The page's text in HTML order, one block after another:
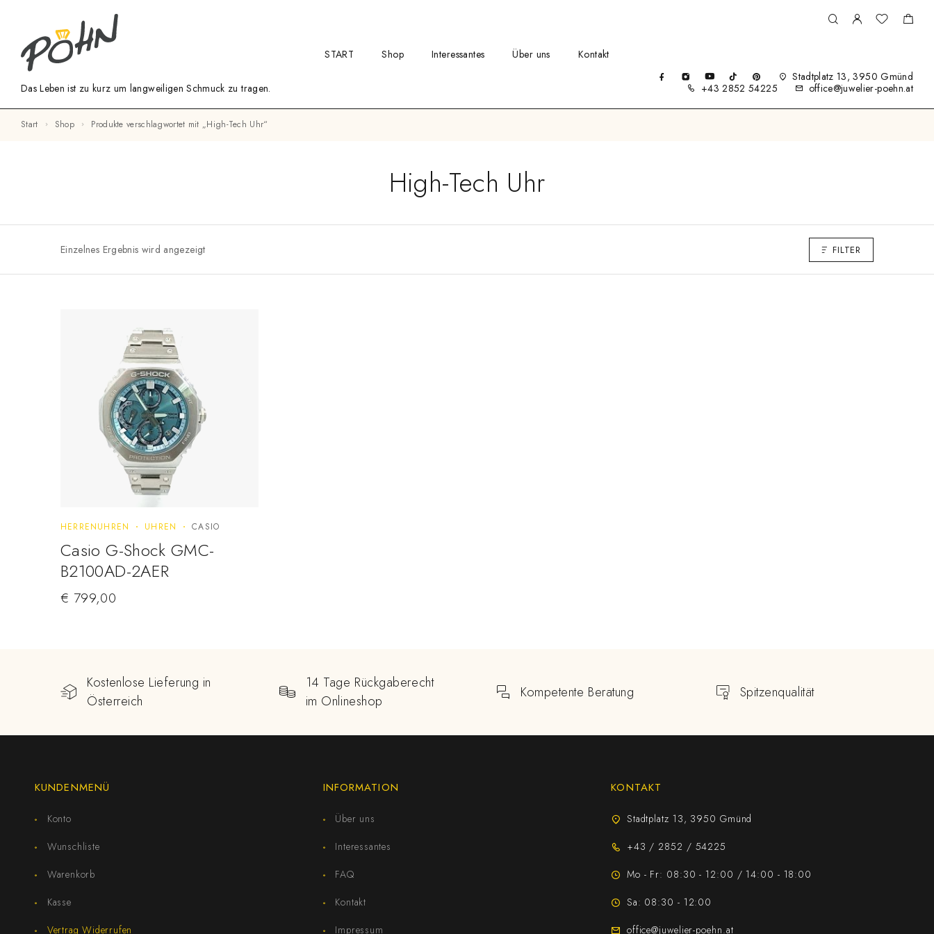
Das Leben ist zu kurz um langweiligen Schmuck zu tragen.
START Shop Interessantes Über uns
Kontakt
Stadtplatz 13, 3950 Gmünd
+43 2852 54225
office@juwelier-poehn.at
Start Shop Produkte verschlagwortet mit „High-Tech Uhr“
High-Tech Uhr
Einzelnes Ergebnis wird angezeigt FILTER
HERRENUHREN UHREN CASIO
Casio G-Shock GMC-
B2100AD-2AER
€ 799,00
Kostenlose Lieferung in
Österreich
14 Tage Rückgaberecht
im Onlineshop
Kompetente Beratung Spitzenqualität
KUNDENMENÜ
Konto
Wunschliste
Warenkorb
Kasse
Vertrag Widerrufen
INFORMATION
Über uns
Interessantes
FAQ
Kontakt
Impressum
KONTAKT
Stadtplatz 13, 3950 Gmünd
+43 / 2852 / 54225
Mo - Fr: 08:30 - 12:00 / 14:00 - 18:00
Sa: 08:30 - 12:00
office@juwelier-poehn.at